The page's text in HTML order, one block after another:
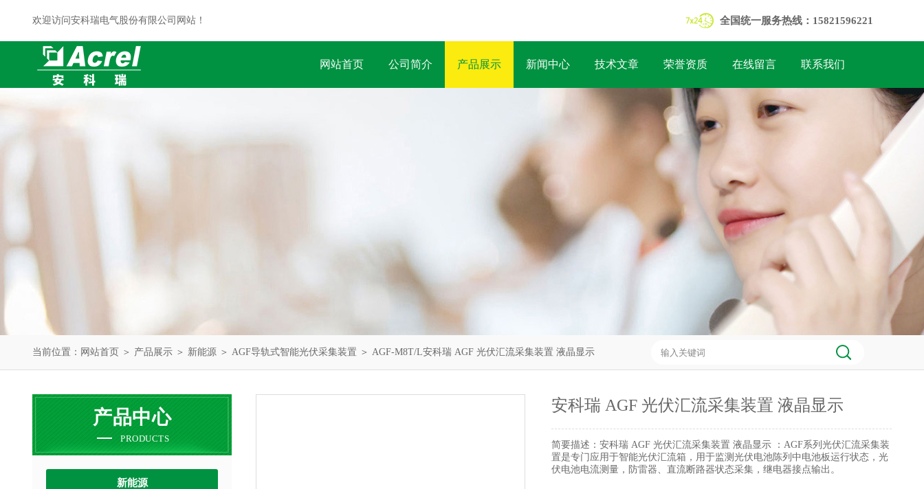
欢迎访问安科瑞电气股份有限公司网站！ 全国统一服务热线：15821596221
网站首页 公司简介 产品展示 新闻中心 技术文章 荣誉资质 在线留言 联系我们
当前位置： 网站首页 ＞ 产品展示 ＞ 新能源 ＞ AGF导轨式智能光伏采集装置 ＞ AGF-M8T/L安科瑞 AGF 光伏汇流采集装置 液晶显示
产品中心
PRODUCTS
新能源
安科瑞 AGF 光伏汇流采集装置 液晶显示
简要描述： 安科瑞 AGF 光伏汇流采集装置 液晶显示 ：AGF系列光伏汇流采集装
置是专门应用于智能光伏汇流箱，用于监测光伏电池陈列中电池板运行状态，光
伏电池电流测量，防雷器、直流断路器状态采集，继电器接点输出。